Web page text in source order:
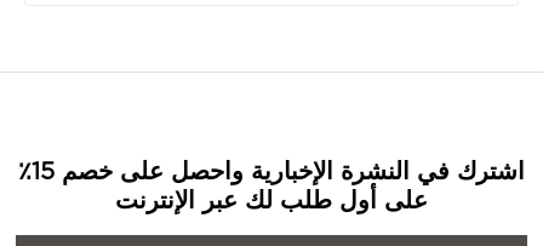
اشترك في النشرة الإخبارية واحصل على خصم 15٪
على أول طلب لك عبر الإنترنت